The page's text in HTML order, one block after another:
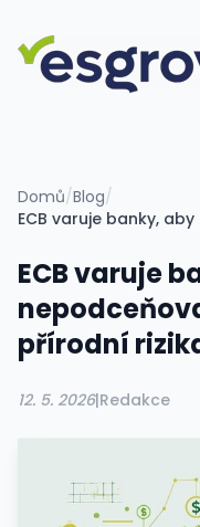
Domů/Blog/
ECB varuje
přírodní
12. 5. 2026|Redakce